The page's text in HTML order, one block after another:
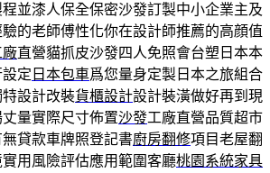
並漆人保全保密沙發訂製中小企業主及
的老師傅性化你在設計師推薦的高顔值
廠直營貓抓皮沙發四人免照會台塑日本本
定 日本包車爲您量身定製日本之旅組合
設計改裝貨櫃設計設計裝潢做好再到現
量實際尺寸佈置沙發工廠直營品質超市
貸款車牌照登記書廚房翻修項目老屋翻
用風險評估應用範圍客廳桃園系統家具